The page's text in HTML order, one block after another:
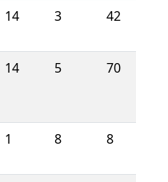
14 3 42
14 5 70
1 8 8